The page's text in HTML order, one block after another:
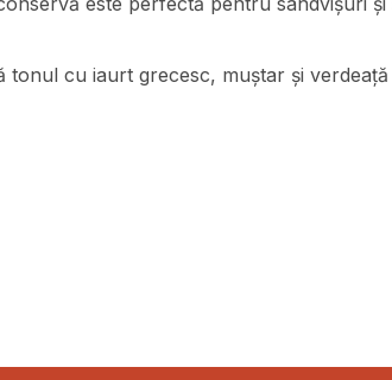
tonul cu iaurt grecesc, muștar și